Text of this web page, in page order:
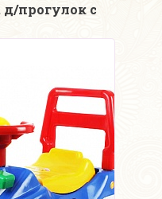
прогулок с